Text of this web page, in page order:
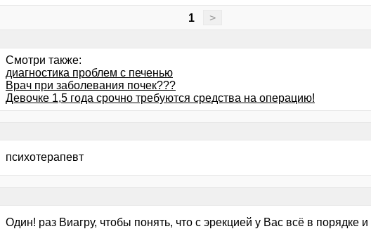
1 >
Смотри также:
диагностика проблем с печенью
Врач при заболевания почек???
Девочке 1,5 года срочно требуются средства на операцию!
психотерапевт
Один! раз Виагру, чтобы понять, что с эрекцией у Вас всё в порядке